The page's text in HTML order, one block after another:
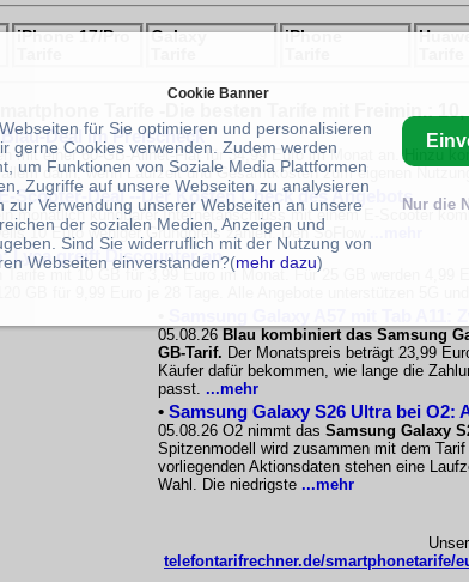
iPhone 17/Pro
Galaxy
iPhone
Deal im Preischeck
mit einer 60-GB-Allnet-Flat für 34,99 Euro im Monat an. Hinzu
dann, wenn Laufzeit und Gesamtkosten zum eigenen
Scooter-Deal --Der Kosten Check des Angebots
monatlich kündbarer Internetanschluss mit einem E-Scooter
10 Euro weniger Grundpreis zahlen. Den SoFlow
Lyca greift Discounter an
mit 10 GB für 3,99 Euro im Monat. Für 25 GB werden
05.08.26 Blau kombiniert das Samsung
GB-Tarif. Der Monatspreis beträgt 23,99
Käufer dafür bekommen, wie lange die
passt. ...mehr
• Samsung Galaxy S26 Ultra bei O2:
05.08.26 O2 nimmt das Samsung Galaxy
Spitzenmodell wird zusammen mit dem
vorliegenden Aktionsdaten stehen eine
Wahl. Die niedrigste ...mehr
telefontarifrechner.de/smartphonetarife/
Cookie Banner
für Sie optimieren und personalisieren
gerne Cookies verwenden. Zudem werden
um Funktionen von Soziale Media Plattformen
Zugriffe auf unsere Webseiten zu analysieren
zur Verwendung unserer Webseiten an unsere
der sozialen Medien, Anzeigen und
Sind Sie widerruflich mit der Nutzung von
Webseiten einverstanden?(mehr dazu)
Nur die